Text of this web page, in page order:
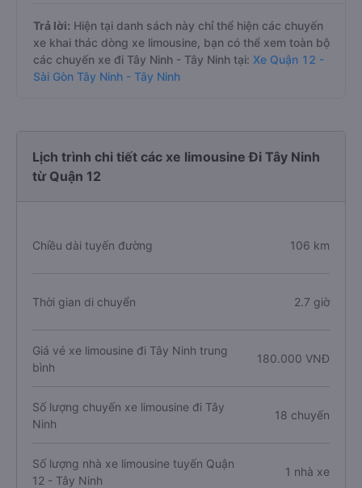
Trả lời: Hiện tại danh sách này chỉ thể hiện các chuyến
xe khai thác dòng xe limousine, bạn có thể xem toàn bộ
các chuyến xe đi Tây Ninh - Tây Ninh tại: Xe Quận 12 -
Sài Gòn Tây Ninh - Tây Ninh
Lịch trình chi tiết các xe limousine Đi Tây Ninh
từ Quận 12
Chiều dài tuyến đường 106 km
Thời gian di chuyển 2.7 giờ
Giá vé xe limousine đi Tây Ninh trung
bình
180.000 VNĐ
Số lượng chuyến xe limousine đi Tây
Ninh
18 chuyến
Số lượng nhà xe limousine tuyến Quận
12 - Tây Ninh
1 nhà xe